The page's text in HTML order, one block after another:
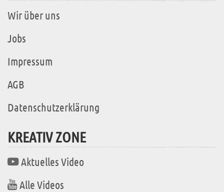
Wir über uns
Jobs
Impressum
AGB
Datenschutzerklärung
KREATIV ZONE
Aktuelles Video
Alle Videos